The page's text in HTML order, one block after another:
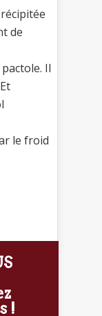
de
Il
le froid
!